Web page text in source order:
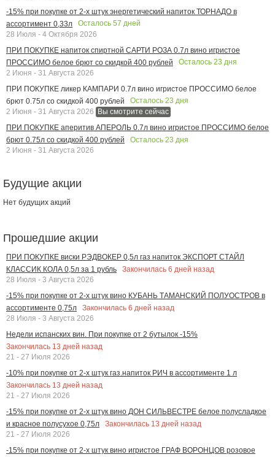
-15% при покупке от 2-х штук энергетический напиток ТОРНАДО в
ассортимент 0,33л
Осталось 57 дней
28 Июля - 4 Октября 2026
ПРИ ПОКУПКЕ напиток спиртной САРТИ РОЗА 0.7л вино игристое
ПРОССИМО белое брют со скидкой 400 рублей
Осталось 23 дня
2 Июня - 31 Августа 2026
ПРИ ПОКУПКЕ ликер КАМПАРИ 0.7л вино игристое ПРОССИМО белое
брют 0.75л со скидкой 400 рублей
Осталось 23 дня
2 Июня - 31 Августа 2026
Вы смотрите сейчас
ПРИ ПОКУПКЕ аперитив АПЕРОЛЬ 0.7л вино игристое ПРОССИМО белое
брют 0.75л со скидкой 400 рублей
Осталось 23 дня
2 Июня - 31 Августа 2026
Будущие акции
Нет будущих акций
Прошедшие акции
ПРИ ПОКУПКЕ виски РЭДВОКЕР 0,5л газ напиток ЭКСПОРТ СТАЙЛ
КЛАССИК КОЛА 0,5л за 1 рубль
Закончилась 6 дней назад
28 Июля - 3 Августа 2026
-15% при покупке от 2-х штук вино КУБАНЬ ТАМАНСКИЙ ПОЛУОСТРОВ в
ассортименте 0,75л
Закончилась 6 дней назад
28 Июля - 3 Августа 2026
Недели испанских вин. При покупке от 2 бутылок -15%
Закончилась 13 дней назад
21 - 27 Июля 2026
-10% при покупке от 2-х штук газ.напиток РИЧ в ассортименте 1 л
Закончилась 13 дней назад
21 - 27 Июля 2026
-15% при покупке от 2-х штук вино ДОН СИЛЬВЕСТРЕ белое полусладкое
и красное полусухое 0,75л
Закончилась 13 дней назад
21 - 27 Июля 2026
-15% при покупке от 2-х штук вино игристое ГРАФ ВОРОНЦОВ розовое